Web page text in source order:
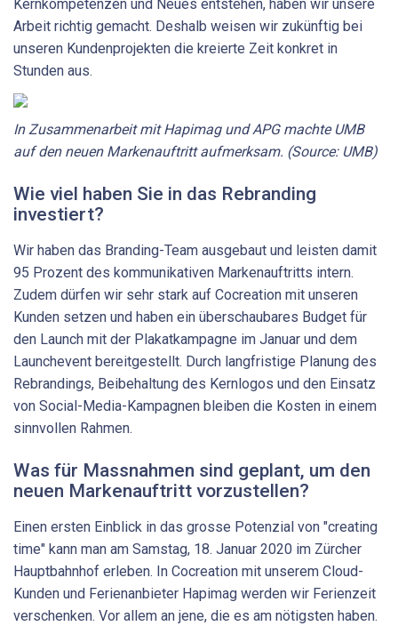
Kernkompetenzen und Neues entstehen, haben wir unsere
Arbeit richtig gemacht. Deshalb weisen wir zukünftig bei
unseren Kundenprojekten die kreierte Zeit konkret in
Stunden aus.
In Zusammenarbeit mit Hapimag und APG machte UMB
auf den neuen Markenauftritt aufmerksam. (Source: UMB)
Wie viel haben Sie in das Rebranding
investiert?
Wir haben das Branding-Team ausgebaut und leisten damit
95 Prozent des kommunikativen Markenauftritts intern.
Zudem dürfen wir sehr stark auf Cocreation mit unseren
Kunden setzen und haben ein überschaubares Budget für
den Launch mit der Plakatkampagne im Januar und dem
Launchevent bereitgestellt. Durch langfristige Planung des
Rebrandings, Beibehaltung des Kernlogos und den Einsatz
von Social-Media-Kampagnen bleiben die Kosten in einem
sinnvollen Rahmen.
Was für Massnahmen sind geplant, um den
neuen Markenauftritt vorzustellen?
Einen ersten Einblick in das grosse Potenzial von "creating
time" kann man am Samstag, 18. Januar 2020 im Zürcher
Hauptbahnhof erleben. In Cocreation mit unserem Cloud-
Kunden und Ferienanbieter Hapimag werden wir Ferienzeit
verschenken. Vor allem an jene, die es am nötigsten haben.